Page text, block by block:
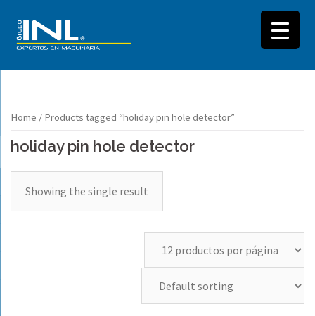
contenido
Home / Products tagged “holiday pin hole detector”
holiday pin hole detector
Showing the single result